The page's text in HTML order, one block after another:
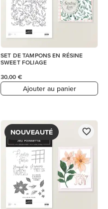
SET DE TAMPONS EN RÉSINE
SWEET FOLIAGE
30,00 €
Ajouter au panier
NOUVEAUTÉ